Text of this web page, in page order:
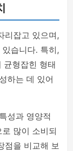
리잡고 있으며,
습니다. 특히,
균형잡힌 형태
하는 데 있어
성과 영양적
많이 소비되
점을 비교해 보